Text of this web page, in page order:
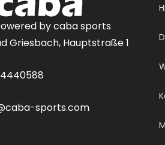
by caba sports
Griesbach, Hauptstraße 1
4440588
sports.com